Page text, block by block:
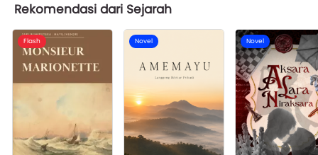
Rekomendasi dari Sejarah
Flash Novel Novel